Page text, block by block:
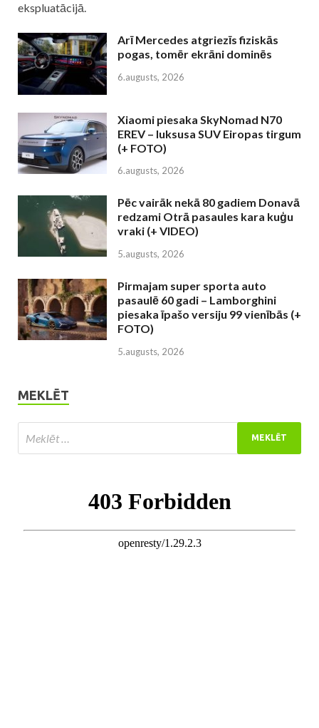
ekspluatācijā.
Arī Mercedes atgriezīs fiziskās
pogas, tomēr ekrāni dominēs
6.augusts, 2026
Xiaomi piesaka SkyNomad N70
EREV – luksusa SUV Eiropas tirgum
(+ FOTO)
6.augusts, 2026
Pēc vairāk nekā 80 gadiem Donavā
redzami Otrā pasaules kara kuģu
vraki (+ VIDEO)
5.augusts, 2026
Pirmajam super sporta auto
pasaulē 60 gadi – Lamborghini
piesaka īpašo versiju 99 vienībās (+
FOTO)
5.augusts, 2026
MEKLĒT